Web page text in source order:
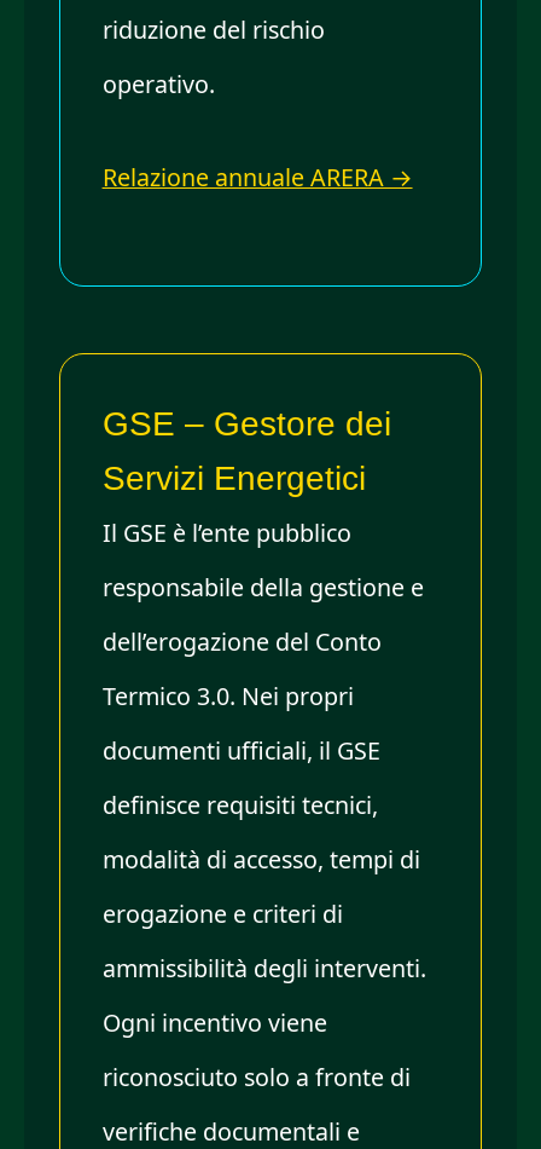
riduzione del rischio
operativo.
Relazione annuale ARERA →
GSE – Gestore dei
Servizi Energetici
Il GSE è l’ente pubblico
responsabile della gestione e
dell’erogazione del Conto
Termico 3.0. Nei propri
documenti ufficiali, il GSE
definisce requisiti tecnici,
modalità di accesso, tempi di
erogazione e criteri di
ammissibilità degli interventi.
Ogni incentivo viene
riconosciuto solo a fronte di
verifiche documentali e